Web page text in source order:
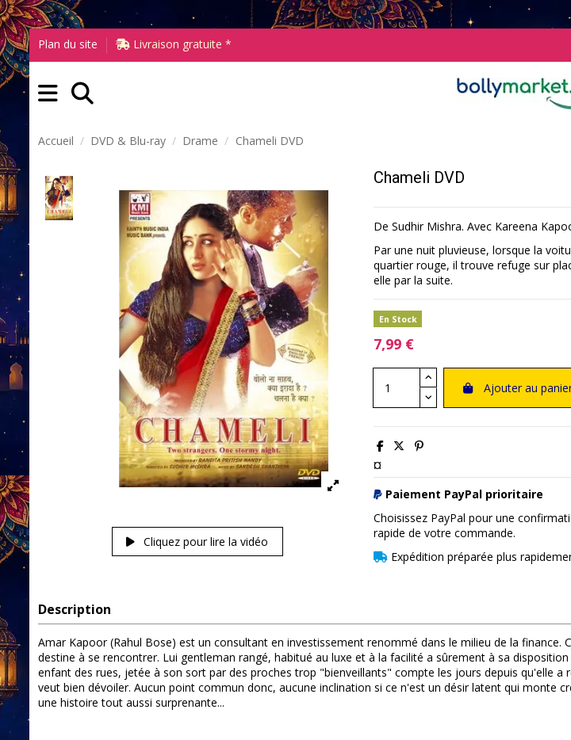
Plan du site Livraison gratuite *
Accueil DVD & Blu-ray Drame Chameli DVD
Cliquez pour lire la vidéo
Chameli DVD
De Sudhir Mishra. Avec Kareena
Par une nuit pluvieuse, lorsque la
quartier rouge, il trouve refuge sur
elle par la suite.
En Stock
7,99 €
Ajouter au
¤
Paiement PayPal prioritaire
Choisissez PayPal pour une
rapide de votre commande.
Expédition préparée plus
Description
Amar Kapoor (Rahul Bose) est un consultant en investissement renommé dans le milieu de la
destine à se rencontrer. Lui gentleman rangé, habitué au luxe et à la facilité a sûrement à sa
enfant des rues, jetée à son sort par des proches trop "bienveillants" compte les jours depuis qu'elle
veut bien dévoiler. Aucun point commun donc, aucune inclination si ce n'est un désir latent qui
une histoire tout aussi surprenante...